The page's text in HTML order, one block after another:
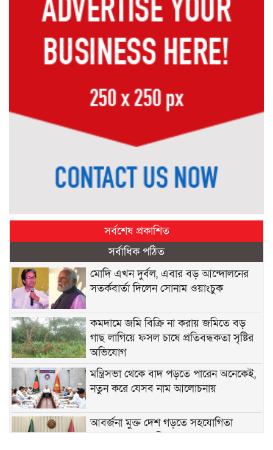
সর্বশেষ প্রকাশিত
সর্বাধিক পঠিত
মোদি এখন দুর্বল, এবার বড় আন্দোলনের
সতর্কবার্তা দিলেন সোনাম ওয়াংচুক
কমদামে জমি বিক্রি না করায় জমিতে বড়
গাছ লাগিয়ে ফসল চাষে প্রতিবন্ধকতা সৃষ্টির
অভিযোগ
মন্ত্রিসভা থেকে বাদ পড়তে পারেন অনেকেই,
নতুন করে যেসব নাম আলোচনায়
আবর্জনা মুক্ত দেশ গড়তে সহযোগিতা